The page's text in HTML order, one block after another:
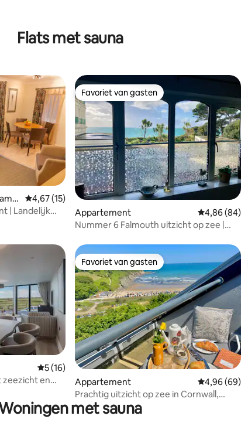
Flats met sauna
75 recensies
Gemiddelde beoordeling van 4,67 uit 5, 15 recensies
4,67 (15)
| Landelijk
Favoriet van gasten
Favoriet van gasten
Appartement
4,86 (84)
Nummer 6 Falmouth uitzicht op zee |
87 recensies
Gemiddelde beoordeling van 5 uit 5, 16 recensies
5 (16)
en
Favoriet van gasten
Favoriet van gasten
Appartement
4,96 (69)
Prachtig uitzicht op zee in Cornwall,
zwembad, spa en tennis
met sauna